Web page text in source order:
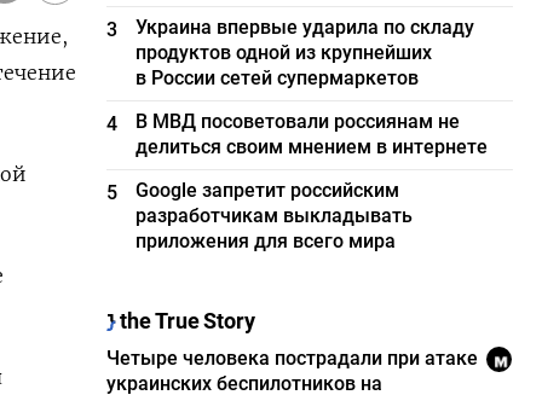
3
Украина впервые ударила по складу
продуктов одной из крупнейших
в России сетей супермаркетов
4
В МВД посоветовали россиянам не
делиться своим мнением в интернете
5
Google запретит российским
разработчикам выкладывать
приложения для всего мира